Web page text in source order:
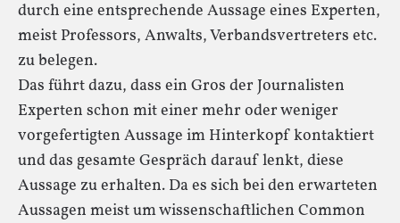
durch eine entsprechende Aussage eines Experten,
meist Professors, Anwalts, Verbandsvertreters etc.
zu belegen.
Das führt dazu, dass ein Gros der Journalisten
Experten schon mit einer mehr oder weniger
vorgefertigten Aussage im Hinterkopf kontaktiert
und das gesamte Gespräch darauf lenkt, diese
Aussage zu erhalten. Da es sich bei den erwarteten
Aussagen meist um wissenschaftlichen Common